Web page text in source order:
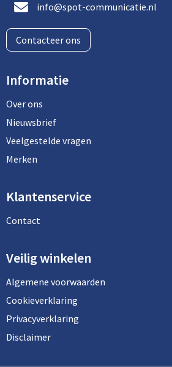
info@spot-communicatie.nl
Contacteer ons
Informatie
Over ons
Nieuwsbrief
Veelgestelde vragen
Merken
Klantenservice
Contact
Veilig winkelen
Algemene voorwaarden
Cookieverklaring
Privacyverklaring
Disclaimer